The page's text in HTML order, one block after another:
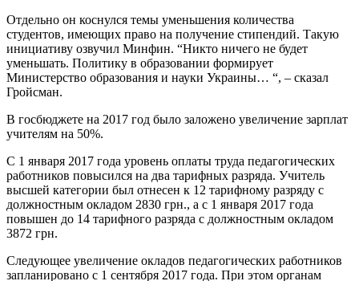
Отдельно он коснулся темы уменьшения количества
студентов, имеющих право на получение стипендий. Такую
инициативу озвучил Минфин. “Никто ничего не будет
уменьшать. Политику в образовании формирует
Министерство образования и науки Украины… “, – сказал
Гройсман.
В госбюджете на 2017 год было заложено увеличение зарплат
учителям на 50%.
С 1 января 2017 года уровень оплаты труда педагогических
работников повысился на два тарифных разряда. Учитель
высшей категории был отнесен к 12 тарифному разряду с
должностным окладом 2830 грн., а с 1 января 2017 года
повышен до 14 тарифного разряда с должностным окладом
3872 грн.
Следующее увеличение окладов педагогических работников
запланировано с 1 сентября 2017 года. При этом органам